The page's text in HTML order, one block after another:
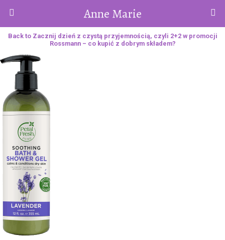
Anne Marie
Back to Zacznij dzień z czystą przyjemnością, czyli 2+2 w promocji
Rossmann – co kupić z dobrym składem?